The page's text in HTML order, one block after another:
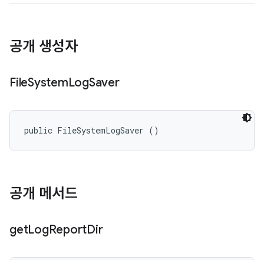
공개 생성자
FileSystemLogSaver
public FileSystemLogSaver ()
공개 메서드
getLogReportDir